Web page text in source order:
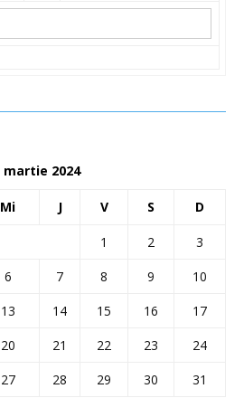
martie 2024
Mi J V S D
1 2
3
6 7 8 9
10
13 14 15 16
17
20 21 22 23
24
27 28 29 30 31